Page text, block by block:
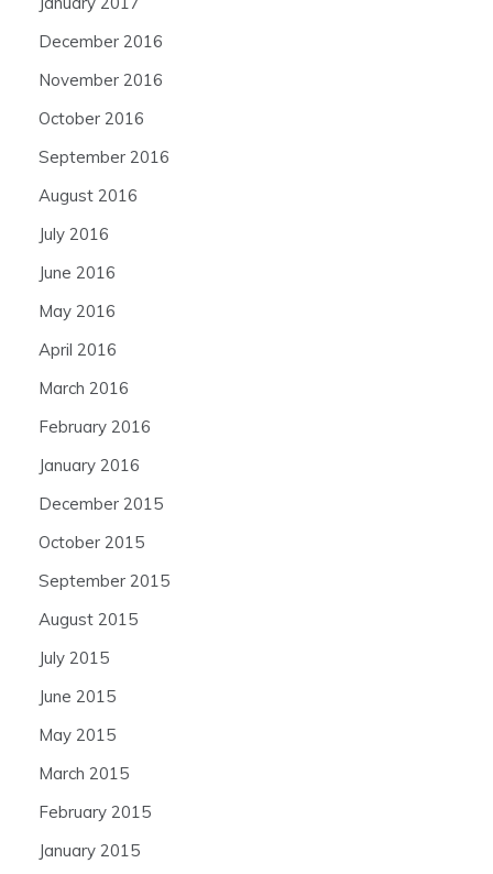
December 2016
November 2016
October 2016
September 2016
August 2016
July 2016
June 2016
May 2016
April 2016
March 2016
February 2016
January 2016
December 2015
October 2015
September 2015
August 2015
July 2015
June 2015
May 2015
March 2015
February 2015
January 2015